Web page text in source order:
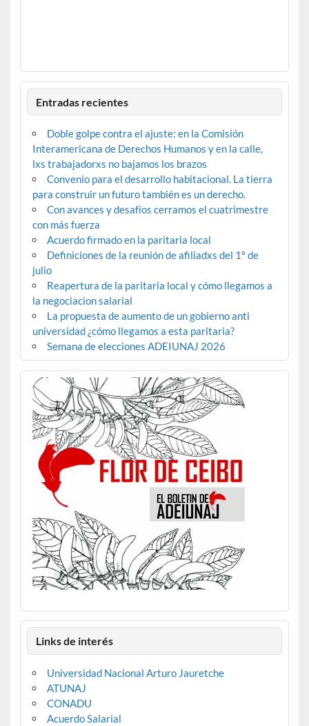
Entradas recientes
Doble golpe contra el ajuste: en la Comisión
Interamericana de Derechos Humanos y en la calle,
lxs trabajadorxs no bajamos los brazos
Convenio para el desarrollo habitacional. La tierra
para construir un futuro también es un derecho.
Con avances y desafíos cerramos el cuatrimestre
con más fuerza
Acuerdo firmado en la paritaria local
Definiciones de la reunión de afiliadxs del 1º de
julio
Reapertura de la paritaria local y cómo llegamos a
la negociacion salarial
La propuesta de aumento de un gobierno anti
universidad ¿cómo llegamos a esta paritaria?
Semana de elecciones ADEIUNAJ 2026
Links de interés
Universidad Nacional Arturo Jauretche
ATUNAJ
CONADU
Acuerdo Salarial